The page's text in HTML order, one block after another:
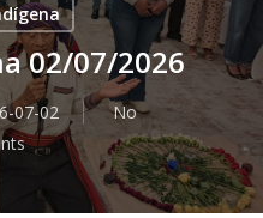
02/07/2026
07-02
No